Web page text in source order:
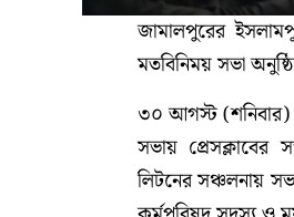
জামালপুরের
মতবিনিময় সভা
৩০ আগস্ট (শনিবার)
সভায় প্রেসক্লাবের
লিটনের সঞ্চলনায়